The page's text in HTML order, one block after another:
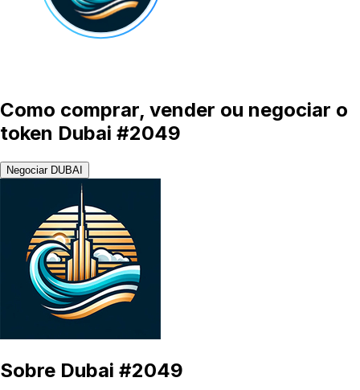
Como comprar, vender ou negociar o
token Dubai #2049
Negociar DUBAI
Sobre Dubai #2049